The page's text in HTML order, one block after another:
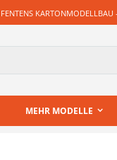
MEHR MODELLE